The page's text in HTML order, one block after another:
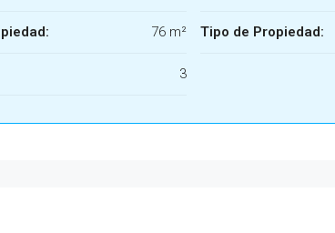
76 m²
3
Tipo de Propiedad: